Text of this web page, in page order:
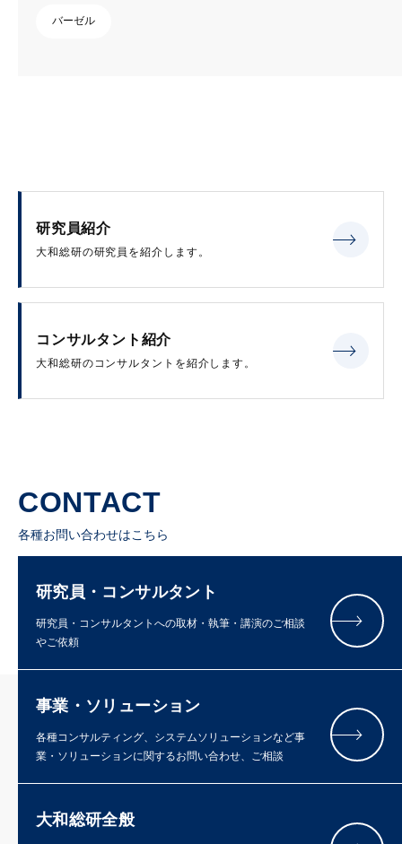
バーゼル
研究員紹介
大和総研の研究員を紹介します。
コンサルタント紹介
大和総研のコンサルタントを紹介します。
CONTACT
各種お問い合わせはこちら
研究員・コンサルタント
研究員・コンサルタントへの取材・執筆・講演のご相談
やご依頼
事業・ソリューション
各種コンサルティング、システムソリューションなど事
業・ソリューションに関するお問い合わせ、ご相談
大和総研全般